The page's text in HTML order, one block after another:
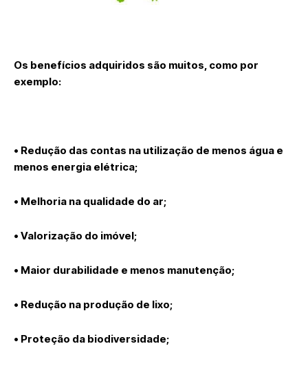
Os benefícios adquiridos são muitos, como por
exemplo:
• Redução das contas na utilização de menos água e
menos energia elétrica;
• Melhoria na qualidade do ar;
• Valorização do imóvel;
• Maior durabilidade e menos manutenção;
• Redução na produção de lixo;
• Proteção da biodiversidade;